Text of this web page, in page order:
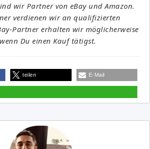
wir Partner von eBay und Amazon.
verdienen wir an qualifizierten
Partner erhalten wir möglicherweise
Du einen Kauf tätigst.
teilen E-Mail